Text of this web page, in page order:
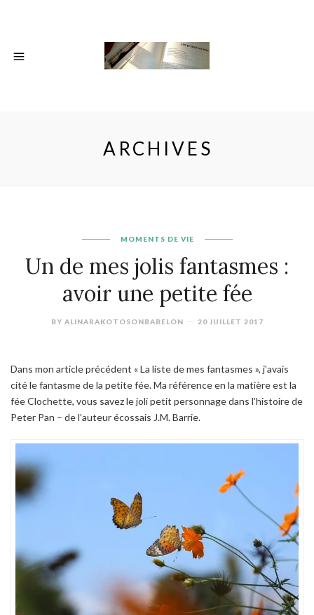
ARCHIVES
MOMENTS DE VIE
Un de mes jolis fantasmes :
avoir une petite fée
BY ALINARAKOTOSONBABELON 20 JUILLET 2017
Dans mon article précédent « La liste de mes fantasmes », j’avais
cité le fantasme de la petite fée. Ma référence en la matière est la
fée Clochette, vous savez le joli petit personnage dans l’histoire de
Peter Pan – de l’auteur écossais J.M. Barrie.